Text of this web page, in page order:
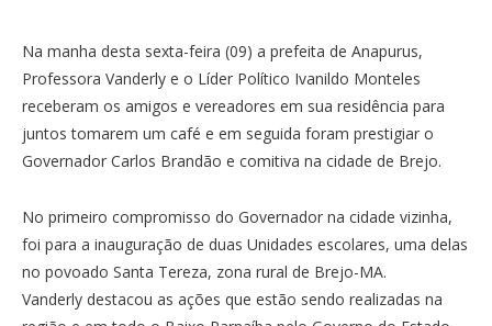
Na manha desta sexta-feira (09) a prefeita de Anapurus,
Professora Vanderly e o Líder Político Ivanildo Monteles
receberam os amigos e vereadores em sua residência para
juntos tomarem um café e em seguida foram prestigiar o
Governador Carlos Brandão e comitiva na cidade de Brejo.
No primeiro compromisso do Governador na cidade vizinha,
foi para a inauguração de duas Unidades escolares, uma delas
no povoado Santa Tereza, zona rural de Brejo-MA.
Vanderly destacou as ações que estão sendo realizadas na